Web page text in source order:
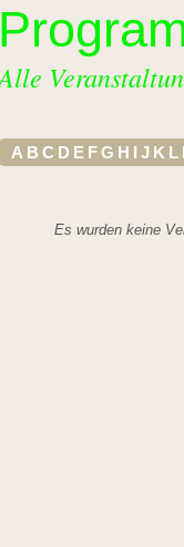
A B C D E FG H I J K L
Es wurden keine